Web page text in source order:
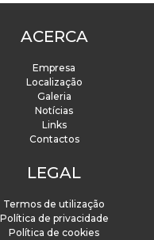
ACERCA
Empresa
Localização
Galeria
Notícias
Links
Contactos
LEGAL
Termos de utilização
Política de privacidade
Política de cookies